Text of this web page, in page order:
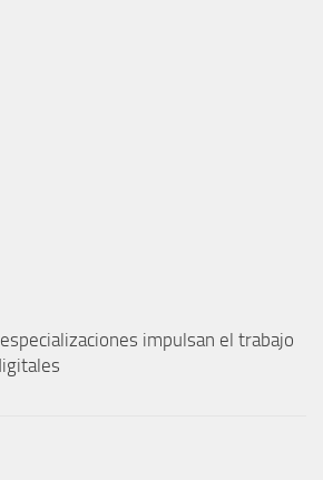
impulsan el trabajo